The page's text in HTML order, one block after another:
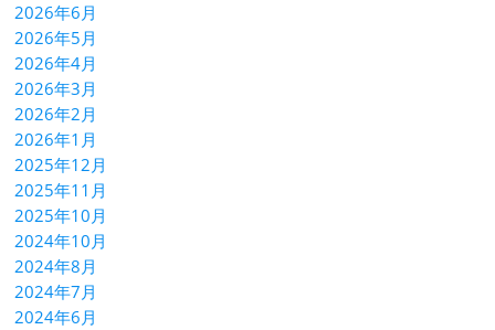
2026年6月
2026年5月
2026年4月
2026年3月
2026年2月
2026年1月
2025年12月
2025年11月
2025年10月
2024年10月
2024年8月
2024年7月
2024年6月